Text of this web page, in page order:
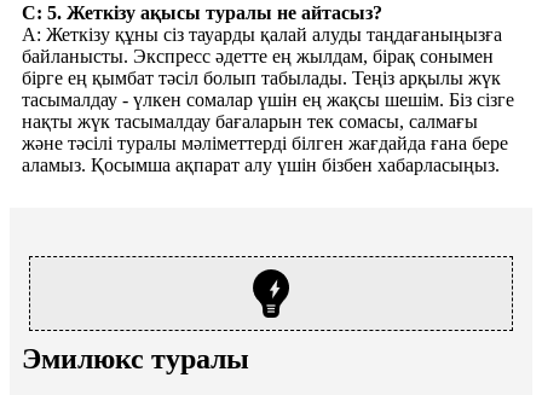
С: 5. Жеткізу ақысы туралы не айтасыз?
A: Жеткізу құны сіз тауарды қалай алуды таңдағаныңызға
байланысты. Экспресс әдетте ең жылдам, бірақ сонымен
бірге ең қымбат тәсіл болып табылады. Теңіз арқылы жүк
тасымалдау - үлкен сомалар үшін ең жақсы шешім. Біз сізге
нақты жүк тасымалдау бағаларын тек сомасы, салмағы
және тәсілі туралы мәліметтерді білген жағдайда ғана бере
аламыз. Қосымша ақпарат алу үшін бізбен хабарласыңыз.
Эмилюкс туралы